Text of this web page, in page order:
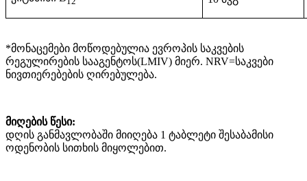
*მონაცემები მოწოდებულია ევროპის საკვების
რეგულირების სააგენტოს(LMIV) მიერ. NRV=საკვები
ნივთიერებების ღირებულება.
მიღების წესი:
დღის განმავლობაში მიიღება 1 ტაბლეტი შესაბამისი
ოდენობის სითხის მიყოლებით.